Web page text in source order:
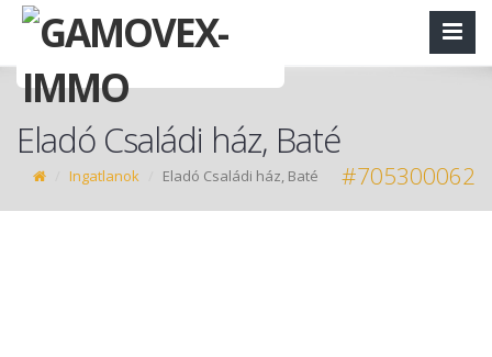
Eladó Családi ház, Baté
Ingatlanok Eladó Családi ház, Baté #705300062